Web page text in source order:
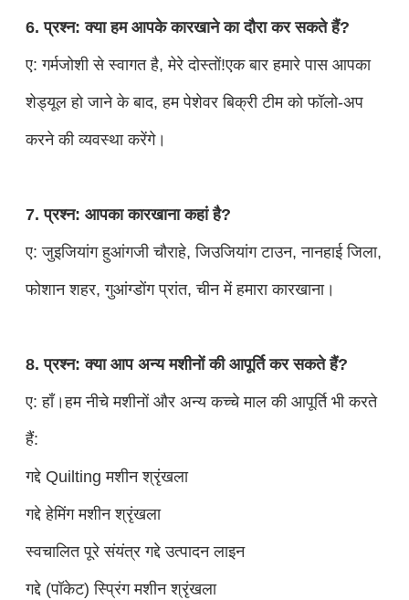
6. प्रश्न: क्या हम आपके कारखाने का दौरा कर सकते हैं?
ए: गर्मजोशी से स्वागत है, मेरे दोस्तों!एक बार हमारे पास आपका
शेड्यूल हो जाने के बाद, हम पेशेवर बिक्री टीम को फॉलो-अप
करने की व्यवस्था करेंगे।
7. प्रश्न: आपका कारखाना कहां है?
ए: जुइजियांग हुआंगजी चौराहे, जिउजियांग टाउन, नानहाई जिला,
फोशान शहर, गुआंग्डोंग प्रांत, चीन में हमारा कारखाना।
8. प्रश्न: क्या आप अन्य मशीनों की आपूर्ति कर सकते हैं?
ए: हाँ।हम नीचे मशीनों और अन्य कच्चे माल की आपूर्ति भी करते
हैं:
गद्दे Quilting मशीन श्रृंखला
गद्दे हेमिंग मशीन श्रृंखला
स्वचालित पूरे संयंत्र गद्दे उत्पादन लाइन
गद्दे (पॉकेट) स्प्रिंग मशीन श्रृंखला